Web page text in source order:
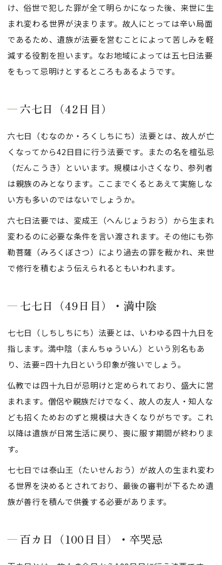
け、俗世で犯した罪が全て明らかになった後、来世に生
まれ変わる世界が決まります。故人にとっては辛い局面
であるため、遺族が法要を営むことによって苦しみを軽
減する役割を担います。なお地域によっては五七日法要
をもって忌明けとするところもあるようです。
六七日（42日目）
六七日（むなのか・ろくしちにち）法要とは、故人が亡
くなってから42日目に行う法要です。またの名を檀弘忌
（だんこうき）といいます。規模は小さくなり、参列者
は親族のみとなります。ここまでくるとあえて実施しな
い方も多いのではないでしょうか。
六七日法要では、変成王（へんじょうおう）から生まれ
変わるのに必要な条件を言い渡されます。その他にも弥
勒菩薩（みろくぼさつ）により過去の罪を裁かれ、来世
で修行を積むよう伝えられるともいわれます。
七七日（49日目）・満中陰
七七日（しちしちにち）法要とは、いわゆる四十九日を
指します。満中陰（まんちゅういん）という別名もあ
り、法要=四十九日という印象が強いでしょう。
仏教では四十九日が忌明けと定められており、盛大に営
まれます。僧侶や親族だけでなく、故人の友人・知人な
ども招くためおのずと規模は大きくなりがちです。これ
以降は遺族が日常生活に戻り、喪に服す期間が終わりま
す。
七七日では泰山王（たいせんおう）が故人の生まれ変わ
る世界を決めるとされており、最後の審判が下るため遺
族が善行を積んで供養する必要があります。
百カ日（100日目）・卒哭忌